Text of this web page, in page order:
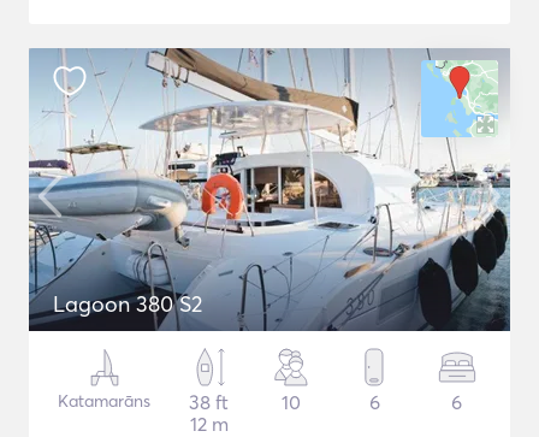
Lagoon 380 S2
Katamarāns
38 ft
12 m
10 6 6